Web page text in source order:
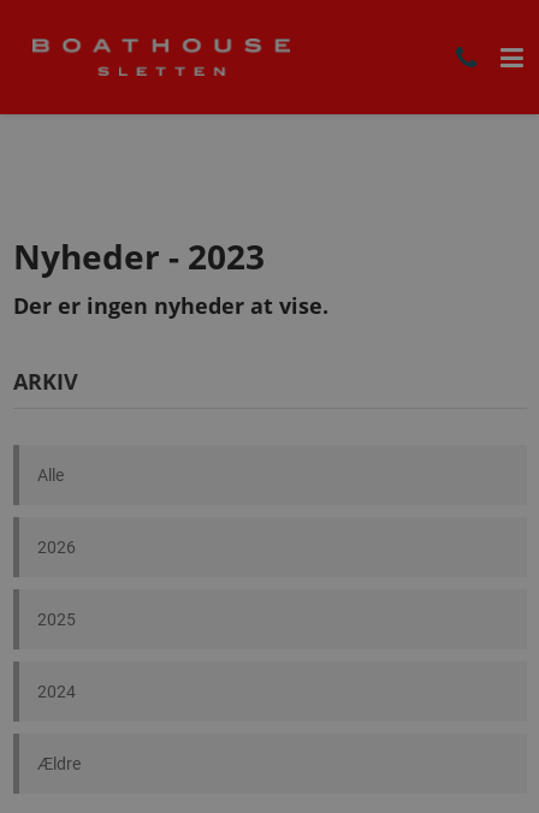
Nyheder - 2023
Der er ingen nyheder at vise.
ARKIV
Alle
2026
2025
2024
Ældre